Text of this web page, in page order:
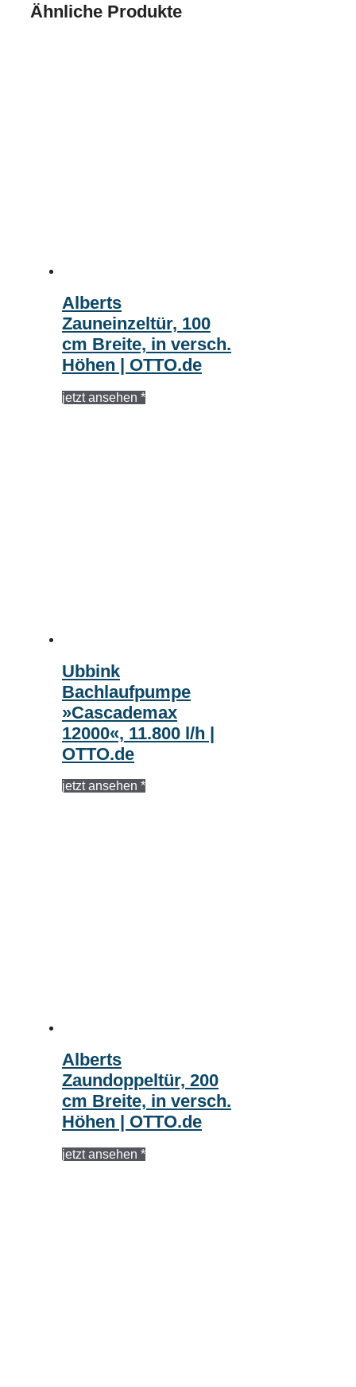
Ähnliche Produkte
Alberts
Zauneinzeltür, 100
cm Breite, in versch.
Höhen | OTTO.de
jetzt ansehen *
Ubbink
Bachlaufpumpe
»Cascademax
12000«, 11.800 l/h |
OTTO.de
jetzt ansehen *
Alberts
Zaundoppeltür, 200
cm Breite, in versch.
Höhen | OTTO.de
jetzt ansehen *